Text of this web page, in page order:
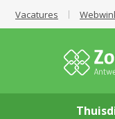
Vacatures